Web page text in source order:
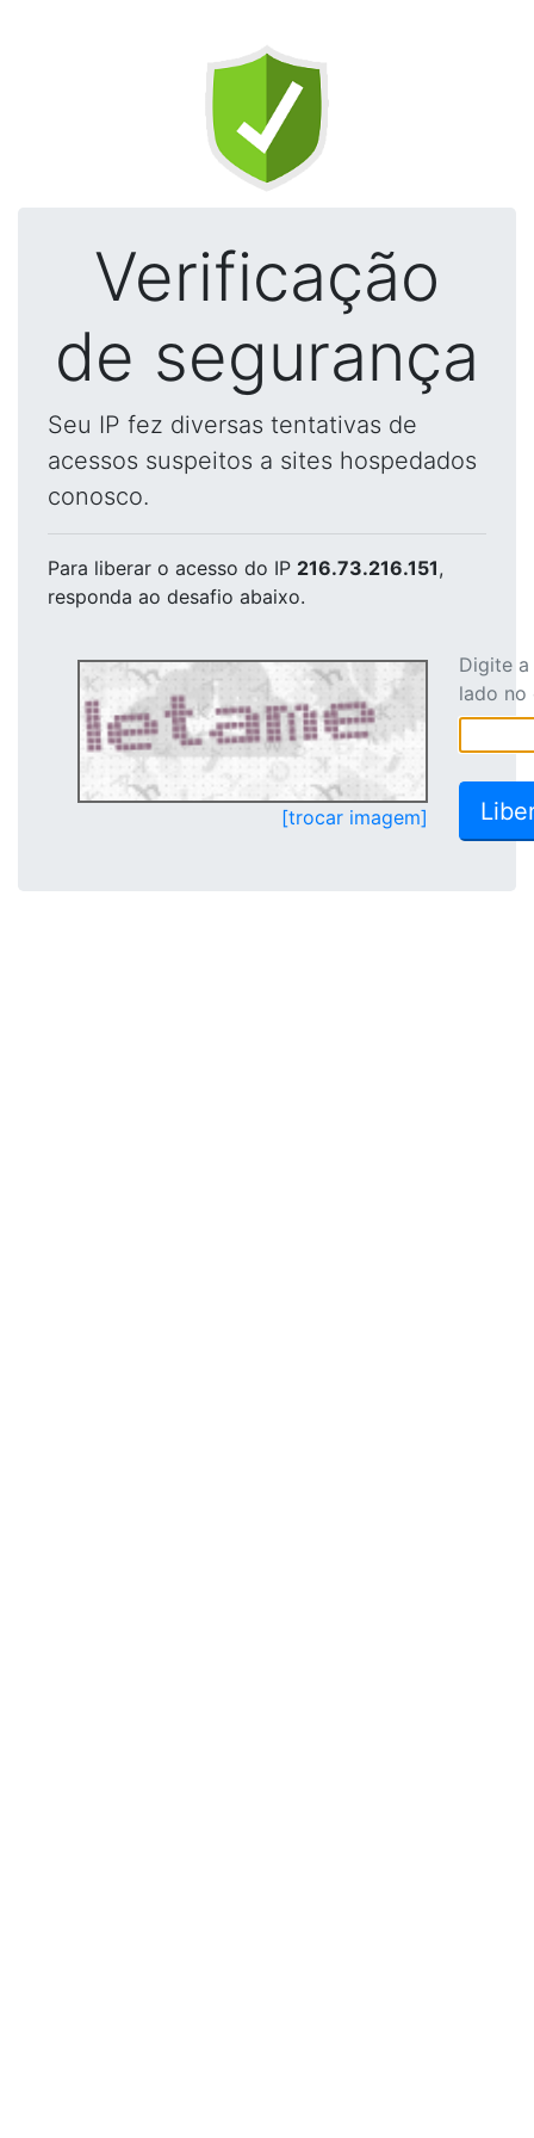
Verificação
de segurança
Seu IP fez diversas tentativas de
acessos suspeitos a sites hospedados
conosco.
Para liberar o acesso do IP 216.73.216.151,
responda ao desafio abaixo.
[trocar imagem]
Digite
lado no